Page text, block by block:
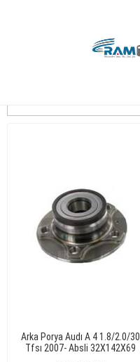
Arka Porya Audı A 4 1.8/2.0/30
Tfsı 2007- Absli 32X142X69